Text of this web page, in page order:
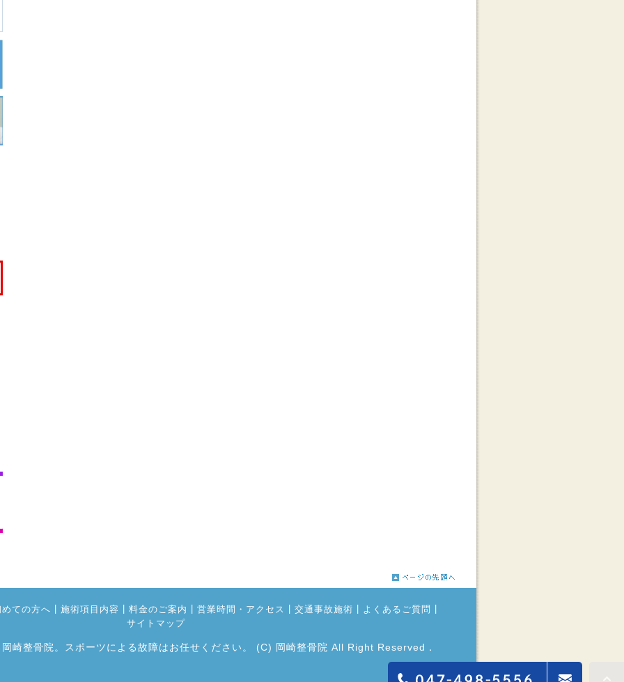
めての方へ 施術項目内容 料金のご案内 営業時間・アクセス 交通事故施術 よくあるご質問
サイトマップ
崎整骨院。スポーツによる故障はお任せください。 (C) 岡崎整骨院 All Right Reserved．